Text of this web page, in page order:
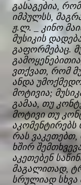
გასაგებია,
იმპულსს,
ჟ.ლ. _ კინო
მუსიკის
გაფორმებაც.
ვთქვათ, რომ
ანდა
მოტივია;
გამაა, თუ
მოტივი თუ
რას ვაკეთებთ,
ხშირ
აკეთებენ
მაგალითად,
სრულიად სხვა